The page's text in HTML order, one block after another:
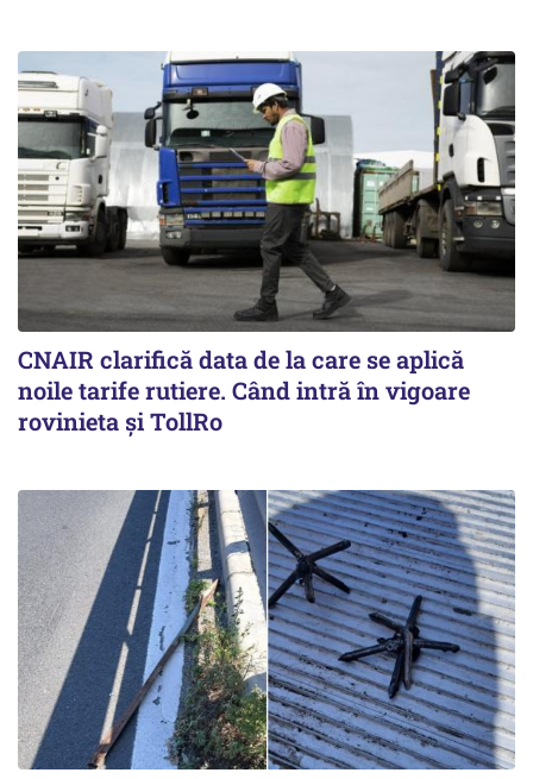
CNAIR clarifică data de la care se aplică
noile tarife rutiere. Când intră în vigoare
rovinieta și TollRo